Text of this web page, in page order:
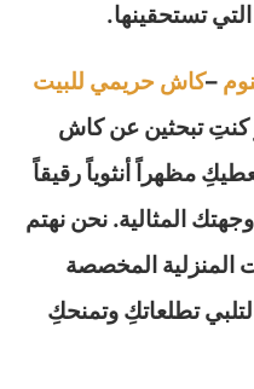
التي تستحقينها.
–كاش حريمي للبيت
كنتِ تبحثين عن كاش
مظهراً أنثوياً رقيقاً
المثالية. نحن نهتم
المنزلية المخصصة
تطلعاتكِ وتمنحكِ